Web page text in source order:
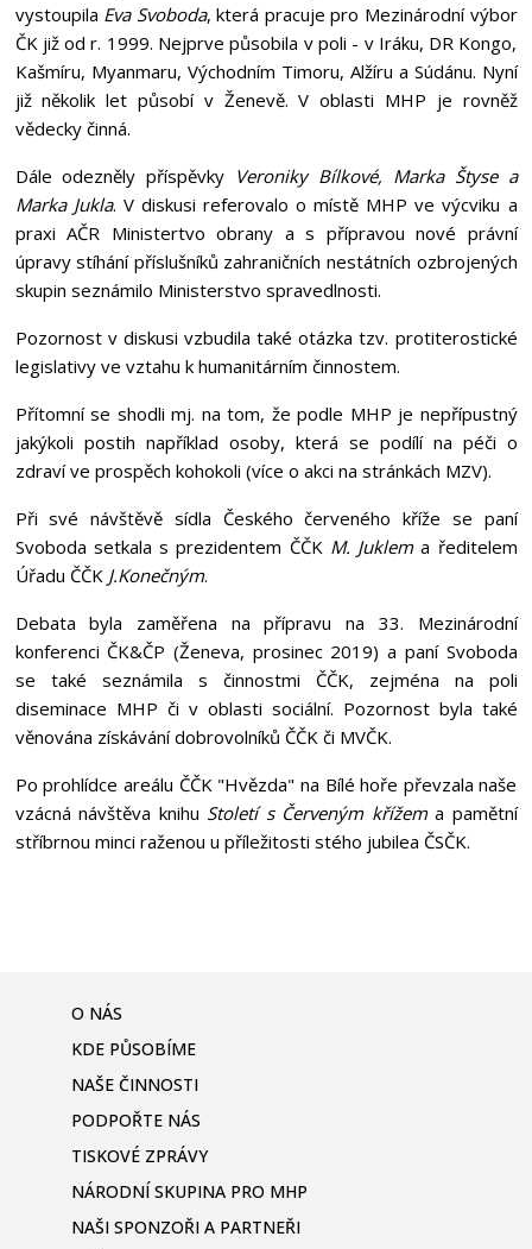
vystoupila Eva Svoboda, která pracuje pro Mezinárodní výbor
ČK již od r. 1999. Nejprve působila v poli - v Iráku, DR Kongo,
Kašmíru, Myanmaru, Východním Timoru, Alžíru a Súdánu. Nyní
již několik let působí v Ženevě. V oblasti MHP je rovněž
vědecky činná.
Dále odezněly příspěvky Veroniky Bílkové, Marka Štyse a
Marka Jukla. V diskusi referovalo o místě MHP ve výcviku a
praxi AČR Ministertvo obrany a s přípravou nové právní
úpravy stíhání příslušníků zahraničních nestátních ozbrojených
skupin seznámilo Ministerstvo spravedlnosti.
Pozornost v diskusi vzbudila také otázka tzv. protiterostické
legislativy ve vztahu k humanitárním činnostem.
Přítomní se shodli mj. na tom, že podle MHP je nepřípustný
jakýkoli postih například osoby, která se podílí na péči o
zdraví ve prospěch kohokoli (více o akci na stránkách MZV).
Při své návštěvě sídla Českého červeného kříže se paní
Svoboda setkala s prezidentem ČČK M. Juklema ředitelem
Úřadu ČČK J.Konečným.
Debata byla zaměřena na přípravu na 33. Mezinárodní
konferenci ČK&ČP (Ženeva, prosinec 2019) a paní Svoboda
se také seznámila s činnostmi ČČK, zejména na poli
diseminace MHP či v oblasti sociální. Pozornost byla také
věnována získávání dobrovolníků ČČK či MVČK.
Po prohlídce areálu ČČK "Hvězda" na Bílé hoře převzala naše
vzácná návštěva knihu Století s Červeným křížema pamětní
stříbrnou minci raženou u příležitosti stého jubilea ČSČK.
O NÁS
KDE PŮSOBÍME
NAŠE ČINNOSTI
PODPOŘTE NÁS
TISKOVÉ ZPRÁVY
NÁRODNÍ SKUPINA PRO MHP
NAŠI SPONZOŘI A PARTNEŘI